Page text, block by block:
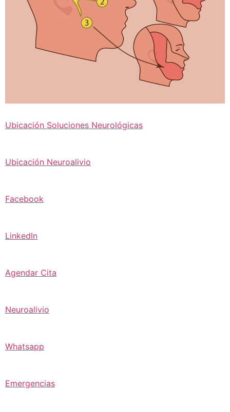
Ubicación Soluciones Neurológicas
Ubicación Neuroalivio
Facebook
Linkedln
Agendar Cita
Neuroalivio
Whatsapp
Emergencias